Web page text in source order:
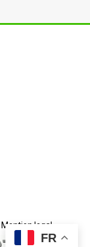
Mention legal
FR